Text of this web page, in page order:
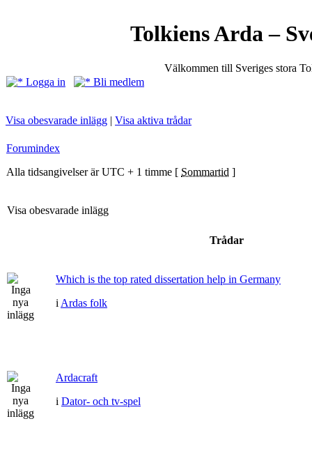
Tolkiens Arda –
Välkommen till Sveriges stora
Logga in
Bli medlem
Visa obesvarade inlägg | Visa aktiva trådar
Forumindex
Alla tidsangivelser är UTC + 1 timme [ Sommartid ]
Visa obesvarade inlägg
Trådar
Which is the top rated dissertation help in Germany
i Ardas folk
Ardacraft
i Dator- och tv-spel